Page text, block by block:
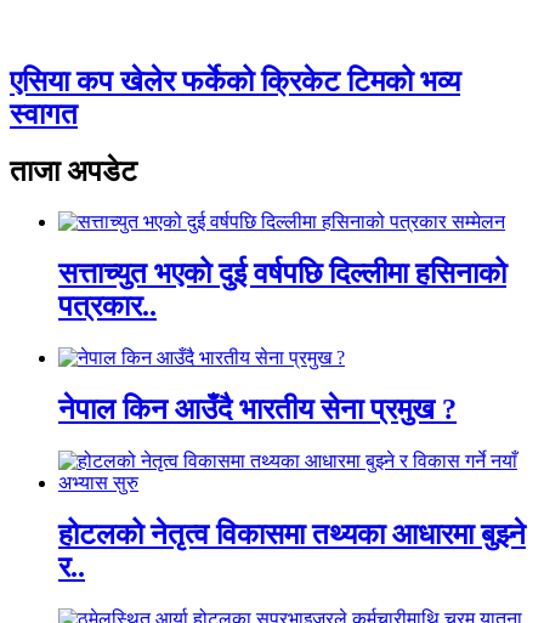
एसिया कप खेलेर फर्केको क्रिकेट टिमको भव्य
स्वागत
ताजा अपडेट
सत्ताच्युत भएको दुई वर्षपछि दिल्लीमा हसिनाको
पत्रकार..
नेपाल किन आउँदै भारतीय सेना प्रमुख ?
होटलको नेतृत्व विकासमा तथ्यका आधारमा बुझ्ने
र..